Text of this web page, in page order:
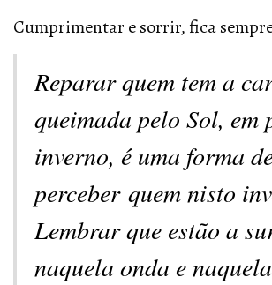
Cumprimentar e sorrir, fica
Reparar quem tem a
queimada pelo Sol, em
inverno, é uma forma
perceber quem nisto
Lembrar que estão a
naquela onda e naquela